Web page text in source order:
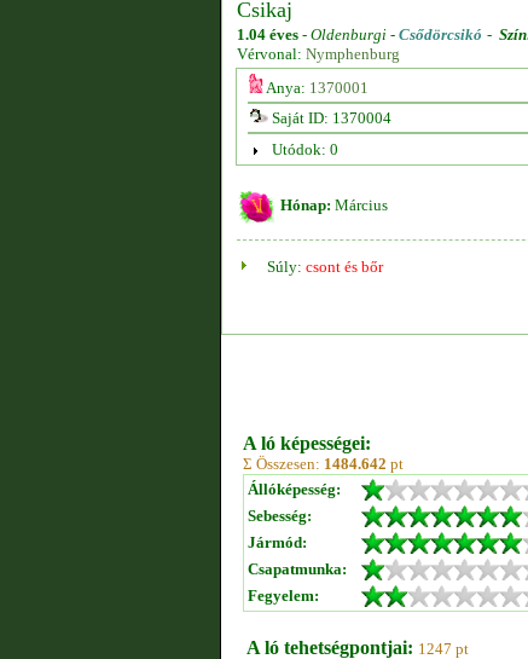
Csikaj
1.04 éves - Oldenburgi - Csődörcsikó -
Vérvonal: Nymphenburg
Anya: 1370001
Saját ID: 1370004
Utódok: 0
Hónap: Március
Súly: csont és bőr
A ló képességei:
Σ Összesen: 1484.642 pt
Állóképesség:
Sebesség:
Jármód:
Csapatmunka:
Fegyelem:
A ló tehetségpontjai: 1247 pt